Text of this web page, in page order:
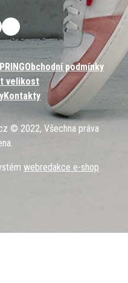
Obchodní podmínky
velikost
Kontakty
© 2022, Všechna práva
webredakce e-shop